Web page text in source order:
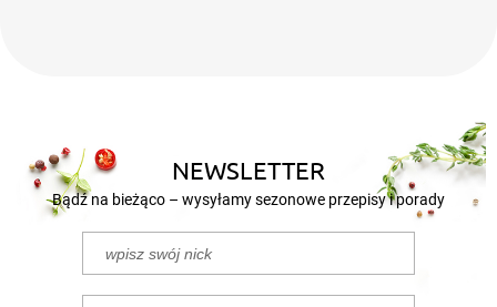
NEWSLETTER
Bądź na bieżąco – wysyłamy sezonowe przepisy i porady